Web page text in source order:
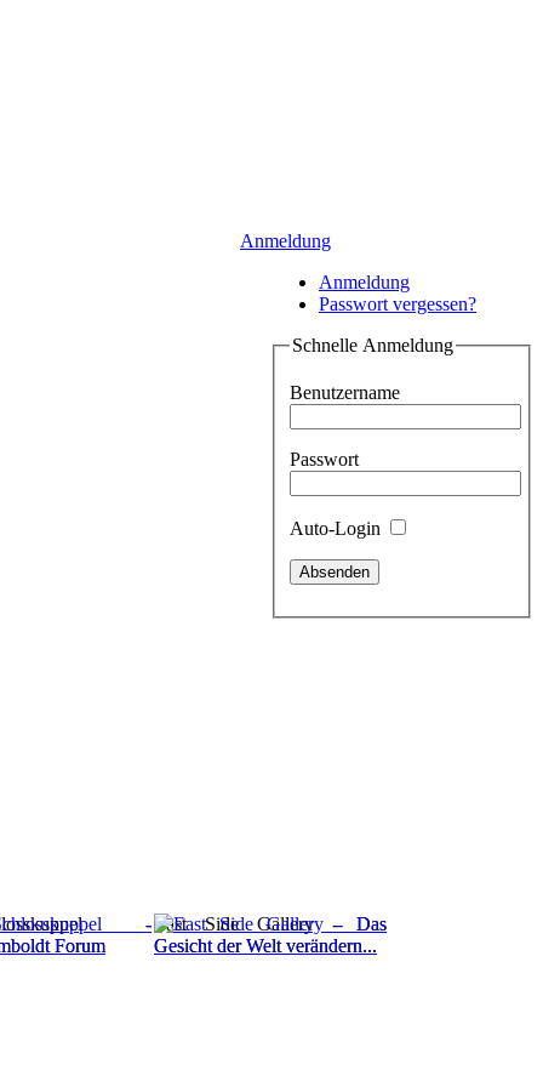
Anmeldung
Anmeldung
Passwort vergessen?
Schnelle Anmeldung
Benutzername
Passwort
Auto-Login
-
Forum
East Side Gallery - Das
Gesicht der Welt verändern...